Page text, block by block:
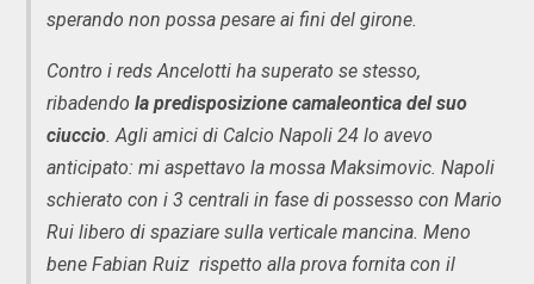
sperando non possa pesare ai fini del girone.
Contro i reds Ancelotti ha superato se stesso,
ribadendo la predisposizione camaleontica del suo
ciuccio. Agli amici di Calcio Napoli 24 lo avevo
anticipato: mi aspettavo la mossa Maksimovic. Napoli
schierato con i 3 centrali in fase di possesso con Mario
Rui libero di spaziare sulla verticale mancina. Meno
bene Fabian Ruiz rispetto alla prova fornita con il